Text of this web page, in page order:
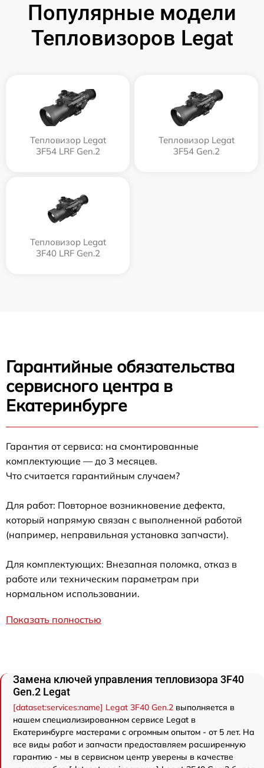
Популярные модели
Тепловизоров Legat
Тепловизор Legat
3F54 LRF Gen.2
Тепловизор Legat
3F54 Gen.2
Тепловизор Legat
3F40 LRF Gen.2
Гарантийные обязательства
сервисного центра в
Екатеринбурге
Гарантия от сервиса: на смонтированные
комплектующие — до 3 месяцев.
Что считается гарантийным случаем?
Для работ: Повторное возникновение дефекта,
который напрямую связан с выполненной работой
(например, неправильная установка запчасти).
Для комплектующих: Внезапная поломка, отказ в
работе или техническим параметрам при
нормальном использовании.
Показать полностью
Замена ключей управления тепловизора 3F40
Gen.2 Legat
[dataset:services:name] Legat 3F40 Gen.2 выполняется в
нашем специализированном сервисе Legat в
Екатеринбурге мастерами с огромным опытом - от 5 лет. На
все виды работ и запчасти предоставляем расширенную
гарантию - мы в сервисном центр уверены в качестве